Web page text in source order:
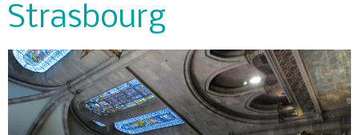
Strasbourg